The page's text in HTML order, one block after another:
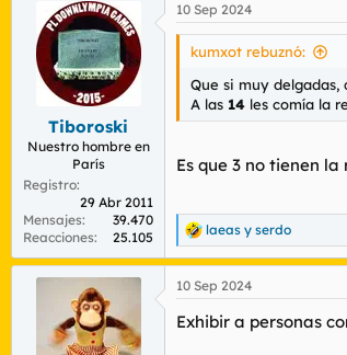
c
c
n
s
Tiboroski
Nuestro hombre en
París
Registro
29 Abr 2011
Mensajes
39.470
Reacciones
25.105
10 Sep 2024
kumxot rebuznó:
Que si muy delgadas,
A las 14 les comía la
Es que 3 no tienen
R
e
a
c
i
laeas y serdo
10 Sep 2024
Exhibir a personas